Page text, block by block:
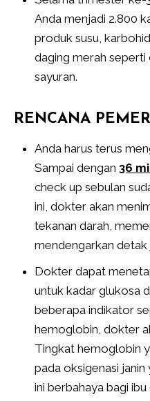
Anda menjadi 2.800
produk susu,
daging merah seperti
sayuran.
RENCANA
Anda harus terus
Sampai dengan 36
check up sebulan
ini, dokter akan
tekanan darah,
mendengarkan detak
Dokter dapat
untuk kadar glukosa
beberapa indikator
hemoglobin, dokter
Tingkat hemoglobin
pada oksigenasi
ini berbahaya bagi ibu